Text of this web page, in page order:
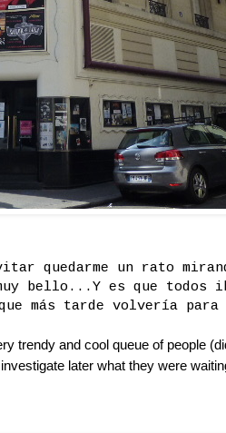
quedarme un rato
bello...Y es que todos
más tarde volvería
trendy and cool queue of people
later what they were